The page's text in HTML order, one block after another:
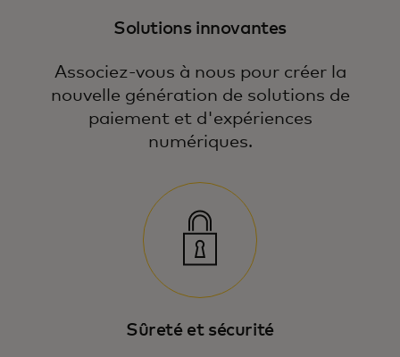
Solutions innovantes
Associez-vous à nous pour créer la
nouvelle génération de solutions de
paiement et d'expériences
numériques.
Sûreté et sécurité